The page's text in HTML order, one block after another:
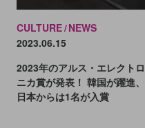
CULTURE NEWS
2023.06.15
2023年のアルス・エレクトロ
ニカ賞が発表！ 韓国が躍進、
日本からは1名が入賞